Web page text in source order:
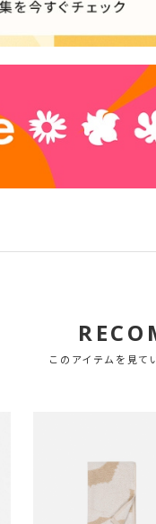
このアイテムを見て